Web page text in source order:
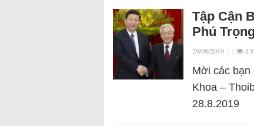
Tập Cận
Phú
29/08/2019 | |
Mời các bạn
Khoa –
28.8.2019